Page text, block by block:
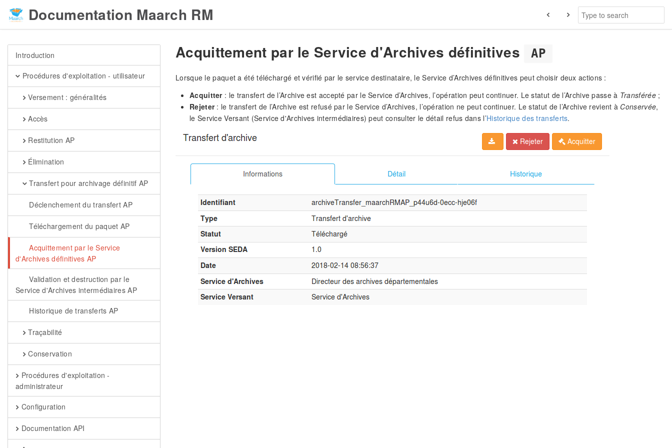
Documentation Maarch RM
Introduction
Procédures d'exploitation - utilisateur
Versement : généralités
Accès
Restitution AP
Élimination
Transfert pour archivage définitif AP
Déclenchement du transfert AP
Téléchargement du paquet AP
Acquittement par le Service
d'Archives définitives AP
Validation et destruction par le
Service d'Archives intermédiaires AP
Historique de transferts AP
Traçabilité
Conservation
Procédures d'exploitation -
administrateur
Configuration
Documentation API
Acquittement par le Service d'Archives définitives AP
Lorsque le paquet a été téléchargé et vérifié par le service destinataire, le Service d’Archives définitives peut choisir deux actions :
Acquitter: le transfert de l’Archive est accepté par le Service d’Archives, l’opération peut continuer. Le statut de l’Archive passe à Transférée;
Rejeter: le transfert de l’Archive est refusé par le Service d’Archives, l’opération ne peut continuer. Le statut de l’Archive revient à Conservée,
le Service Versant (Service d'Archives intermédiaires) peut consulter le détail refus dans l’Historique des transferts.